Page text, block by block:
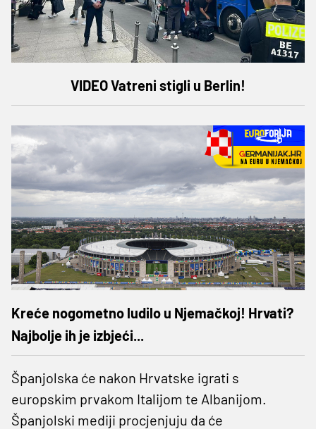
VIDEO Vatreni stigli u Berlin!
Kreće nogometno ludilo u Njemačkoj! Hrvati?
Najbolje ih je izbjeći...
Španjolska će nakon Hrvatske igrati s
europskim prvakom Italijom te Albanijom.
Španjolski mediji procjenjuju da će